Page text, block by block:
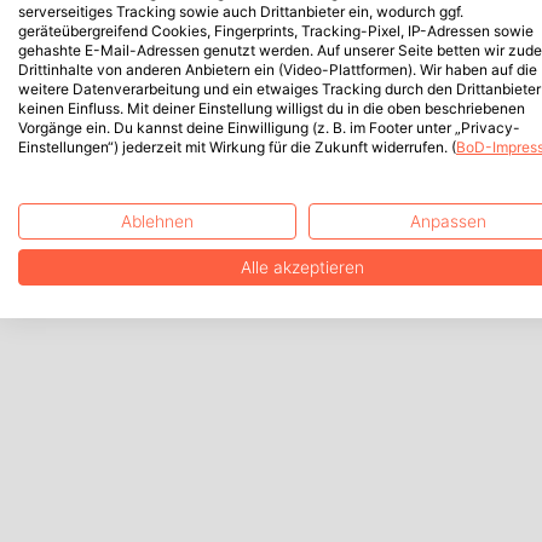
serverseitiges Tracking sowie auch Drittanbieter ein, wodurch ggf.
geräteübergreifend Cookies, Fingerprints, Tracking-Pixel, IP-Adressen sowie
gehashte E-Mail-Adressen genutzt werden. Auf unserer Seite betten wir
Drittinhalte von anderen Anbietern ein (Video-Plattformen). Wir haben auf die
weitere Datenverarbeitung und ein etwaiges Tracking durch den Drittanbieter
keinen Einfluss. Mit deiner Einstellung willigst du in die oben beschriebenen
Vorgänge ein. Du kannst deine Einwilligung (z. B. im Footer unter „Privacy-
Einstellungen“) jederzeit mit Wirkung für die Zukunft widerrufen. (BoD-
Ablehnen Anpassen
Alle akzeptieren